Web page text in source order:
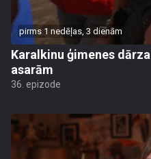
pirms 1 nedēļas, 3 dienām
Karalkinu ģimenes
asarām
36. epizode